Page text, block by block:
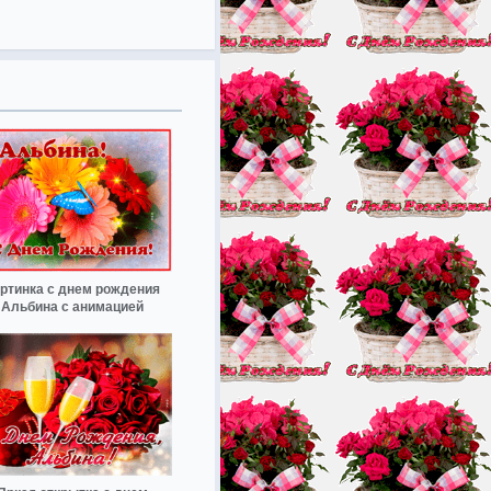
с днем рождения
Альбина с анимацией